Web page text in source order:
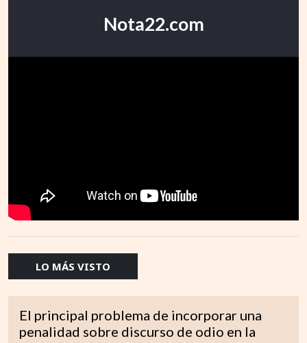
Nota22.com
LO MÁS VISTO
El principal problema de incorporar una
penalidad sobre discurso de odio en la